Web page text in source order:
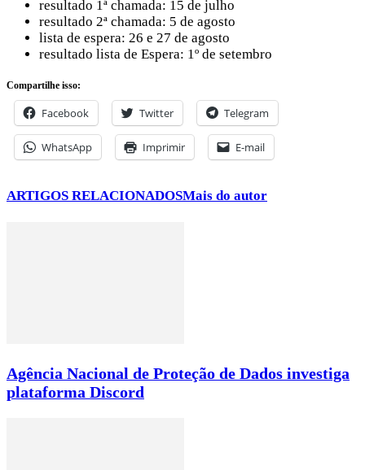
resultado 1ª chamada: 15 de julho
resultado 2ª chamada: 5 de agosto
lista de espera: 26 e 27 de agosto
resultado lista de Espera: 1º de setembro
Compartilhe isso:
Facebook Twitter Telegram
WhatsApp Imprimir E-mail
ARTIGOS RELACIONADOSMais do autor
Agência Nacional de Proteção de Dados investiga
plataforma Discord